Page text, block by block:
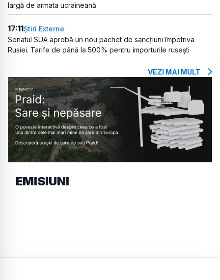
largă de armata ucraineană
17:11Știri Externe
Senatul SUA aprobă un nou pachet de sancțiuni împotriva
Rusiei. Tarife de până la 500% pentru importurile rusești
VEZI MAI MULT
EMISIUNI